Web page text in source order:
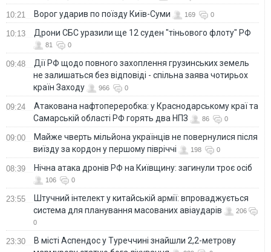
10:21 Ворог ударив по поїзду Київ-Суми 169 0
10:13 Дрони СБС уразили ще 12 суден "тіньового флоту" РФ
81 0
09:48
Дії РФ щодо повного захоплення грузинських земель
не залишаться без відповіді - спільна заява чотирьох
країн Заходу
966 0
09:24
Атакована нафтопереробка: у Краснодарському краї та
Самарській області РФ горять два НПЗ
86 0
09:00
Майже чверть мільйона українців не повернулися після
виїзду за кордон у першому півріччі
198 0
08:39 Нічна атака дронів РФ на Київщину: загинули троє осіб
106 0
23:55
Штучний інтелект у китайській армії: впроваджується
система для планування масованих авіаударів
206
0
23:30
В місті Аспендос у Туреччині знайшли 2,2-метрову